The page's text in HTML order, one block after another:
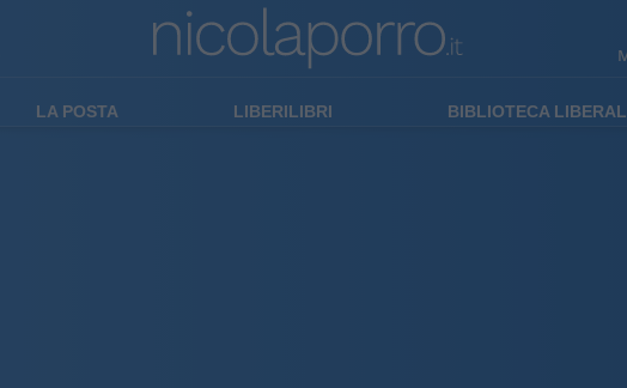
LA POSTA LIBERILIBRI BIBLIOTECA